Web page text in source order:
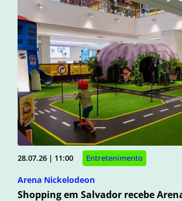
28.07.26 | 11:00 Entretenimento
Arena Nickelodeon
Shopping em Salvador recebe